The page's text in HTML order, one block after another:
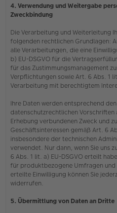
4. Verwendung und Weitergabe
Zweckbindung
Die Verarbeitung und Weiterleitung
folgenden rechtlichen Grundlagen:
alle Verarbeitungen, die eine
b) EU-DSGVO für die
für das Zustimmungsmanagement
Verpflichtungen sowie Art. 6 Abs. 1
Verarbeitung mit berechtigtem
Ihre Daten werden entsprechend
datenschutzrechtlichen Vorschriften
Erhebung verbundenen Zweck und
Geschäftsinteressen gemäß Art. 6
insbesondere der technischen
verwendet. Nur dann, wenn Sie uns
6 Abs. 1 lit. a) EU-DSGVO erteilt
für produktbezogene Umfragen
erteilte Einwilligung können Sie
widerrufen.
5. Übermittlung von Daten an Dritte